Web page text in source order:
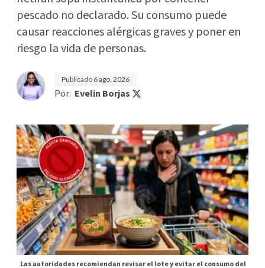
pescado no declarado. Su consumo puede
causar reacciones alérgicas graves y poner en
riesgo la vida de personas.
Publicado 6 ago. 2026
Por: Evelin Borjas
Las autoridades recomiendan revisar el lote y evitar el consumo del